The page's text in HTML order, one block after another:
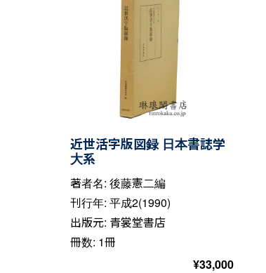
近世活字版図録 日本書誌学
大系
著者名: 後藤憲二編
刊行年: 平成2(1990)
出版元: 青裳堂書店
冊数: 1冊
¥33,000